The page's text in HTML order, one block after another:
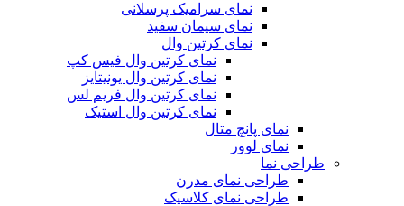
نمای سرامیک پرسلانی
نمای سیمان سفید
نمای کرتین وال
نمای کرتین وال فیس کپ
نمای کرتین وال یونیتایز
نمای کرتین وال فریم لس
نمای کرتین وال استیک
نمای پانچ متال
نمای لوور
طراحی نما
طراحی نمای مدرن
طراحی نمای کلاسیک